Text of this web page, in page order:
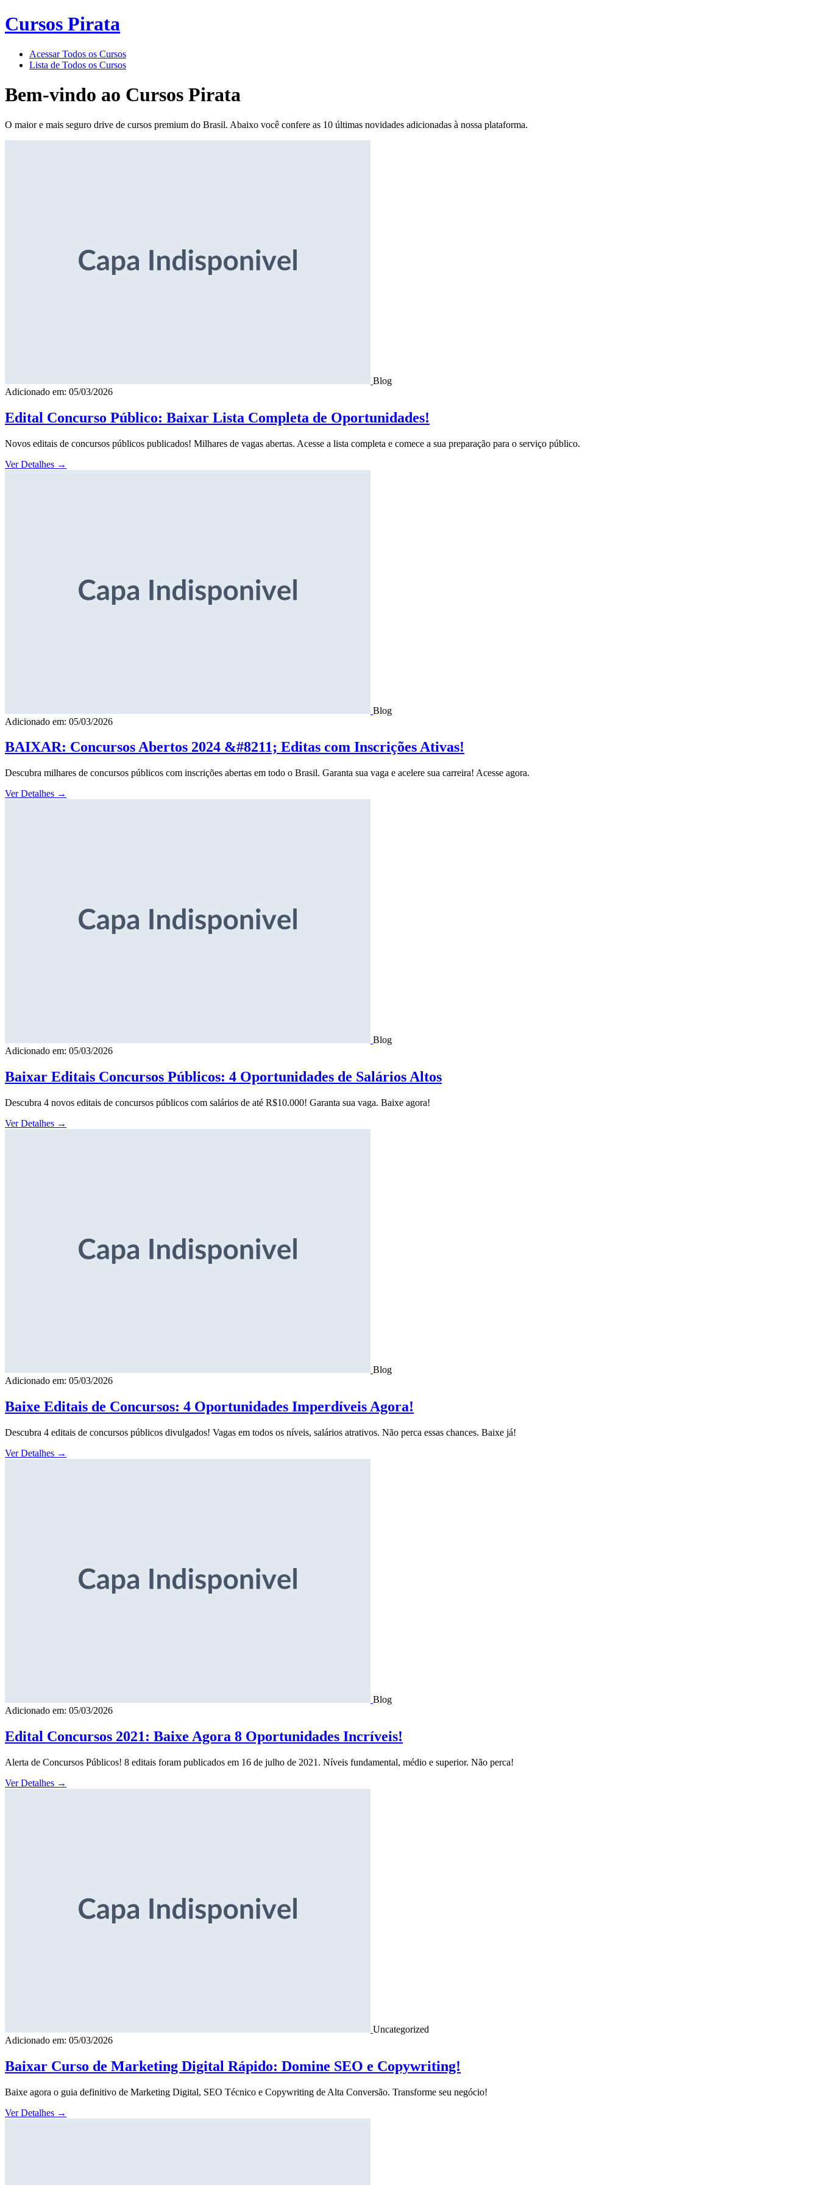
Cursos Pirata
Acessar Todos os Cursos
Lista de Todos os Cursos
Bem-vindo ao Cursos Pirata
O maior e mais seguro drive de cursos premium do Brasil. Abaixo você confere as 10 últimas novidades adicionadas à nossa plataforma.
Blog
Adicionado em: 05/03/2026
Edital Concurso Público: Baixar Lista Completa de Oportunidades!
Novos editais de concursos públicos publicados! Milhares de vagas abertas. Acesse a lista completa e comece a sua preparação para o serviço público.
Ver Detalhes →
Blog
Adicionado em: 05/03/2026
BAIXAR: Concursos Abertos 2024 &#8211; Editas com Inscrições Ativas!
Descubra milhares de concursos públicos com inscrições abertas em todo o Brasil. Garanta sua vaga e acelere sua carreira! Acesse agora.
Ver Detalhes →
Blog
Adicionado em: 05/03/2026
Baixar Editais Concursos Públicos: 4 Oportunidades de Salários Altos
Descubra 4 novos editais de concursos públicos com salários de até R$10.000! Garanta sua vaga. Baixe agora!
Ver Detalhes →
Blog
Adicionado em: 05/03/2026
Baixe Editais de Concursos: 4 Oportunidades Imperdíveis Agora!
Descubra 4 editais de concursos públicos divulgados! Vagas em todos os níveis, salários atrativos. Não perca essas chances. Baixe já!
Ver Detalhes →
Blog
Adicionado em: 05/03/2026
Edital Concursos 2021: Baixe Agora 8 Oportunidades Incríveis!
Alerta de Concursos Públicos! 8 editais foram publicados em 16 de julho de 2021. Níveis fundamental, médio e superior. Não perca!
Ver Detalhes →
Uncategorized
Adicionado em: 05/03/2026
Baixar Curso de Marketing Digital Rápido: Domine SEO e Copywriting!
Baixe agora o guia definitivo de Marketing Digital, SEO Técnico e Copywriting de Alta Conversão. Transforme seu negócio!
Ver Detalhes →